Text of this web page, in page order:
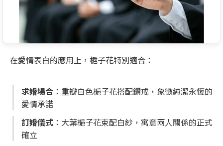
在愛情表白的應用上，梔子花特別適合：
求婚場合 ：重瓣白色梔子花搭配鑽戒，象徵純潔永恆的
愛情承諾
訂婚儀式 ：大葉梔子花束配白紗，寓意兩人關係的正式
確立